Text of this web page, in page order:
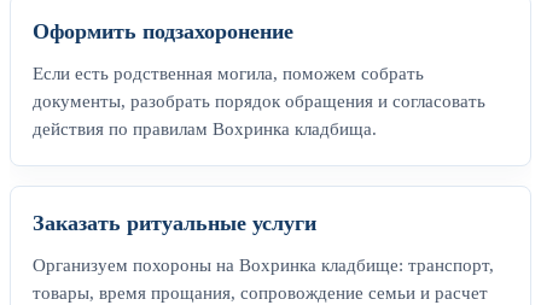
Оформить подзахоронение
Если есть родственная могила, поможем собрать
документы, разобрать порядок обращения и согласовать
действия по правилам Вохринка кладбища.
Заказать ритуальные услуги
Организуем похороны на Вохринка кладбище: транспорт,
товары, время прощания, сопровождение семьи и расчет